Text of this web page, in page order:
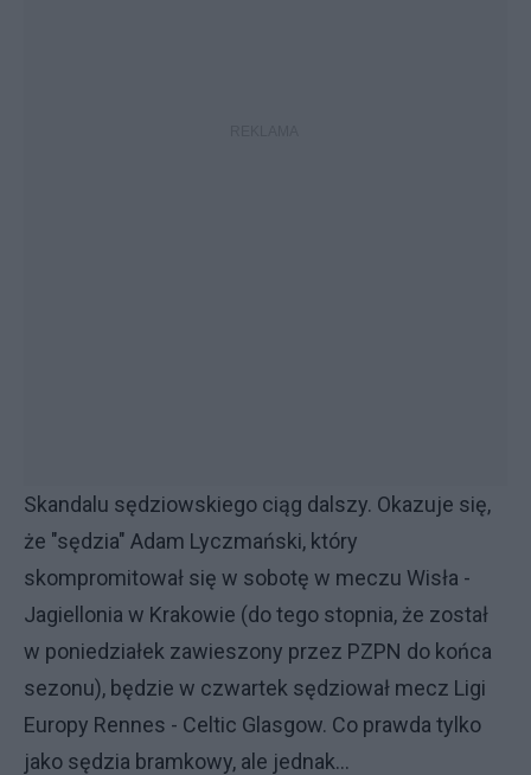
Skandalu sędziowskiego ciąg dalszy. Okazuje się,
że "sędzia" Adam Lyczmański, który
skompromitował się w sobotę w meczu Wisła -
Jagiellonia w Krakowie (do tego stopnia, że został
w poniedziałek zawieszony przez PZPN do końca
sezonu), będzie w czwartek sędziował mecz Ligi
Europy Rennes - Celtic Glasgow. Co prawda tylko
jako sędzia bramkowy, ale jednak...